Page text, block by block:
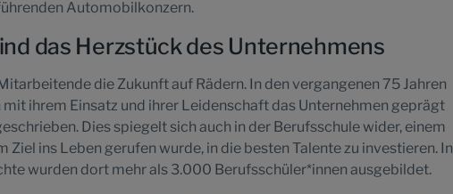
Automobilkonzern.
das Herzstück des Unternehmens
die Zukunft auf Rädern. In den vergangenen 75 Jahren
ihrem Einsatz und ihrer Leidenschaft das Unternehmen geprägt
Dies spiegelt sich auch in der Berufsschule wider, einem
Ziel ins Leben gerufen wurde, in die besten Talente zu investieren. In
wurden dort mehr als 3.000 Berufsschüler*innen ausgebildet.